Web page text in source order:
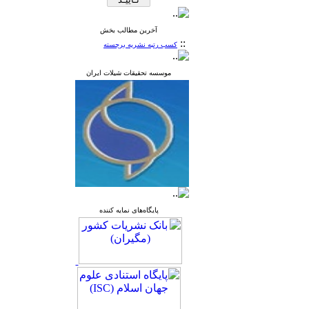
آخرین مطالب بخش
:: کسب رتبه نشریه برجسته
موسسه تحقیقات شیلات ایران
پایگاه‌های نمایه کننده